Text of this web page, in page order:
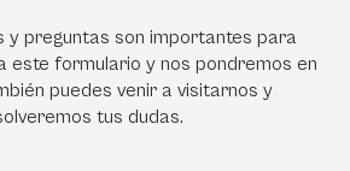
y preguntas son importantes para
este formulario y nos pondremos en
puedes venir a visitarnos y
tus dudas.